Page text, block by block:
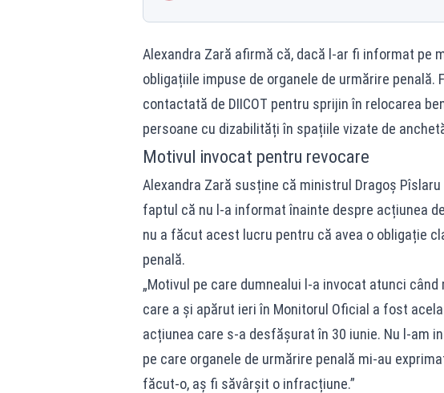
Alexandra Zară afirmă că, dacă l-ar fi informat pe
obligațiile impuse de organele de urmărire penală.
contactată de DIICOT pentru sprijin în relocarea
persoane cu dizabilități în spațiile vizate de
Motivul invocat pentru revocare
Alexandra Zară susține că ministrul Dragoș
faptul că nu l-a informat înainte despre acțiunea
nu a făcut acest lucru pentru că avea o obligație
penală.
„Motivul pe care dumnealui l-a invocat atunci
care a și apărut ieri în Monitorul Oficial a fost
acțiunea care s-a desfășurat în 30 iunie. Nu l-am
pe care organele de urmărire penală mi-au
făcut-o, aș fi săvârșit o infracțiune.”